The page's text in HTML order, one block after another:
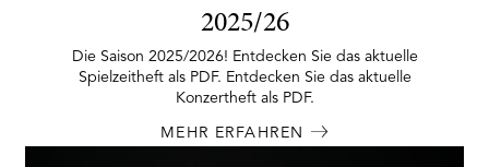
2025/26
Die Saison 2025/2026! Entdecken Sie das aktuelle
Spielzeitheft als PDF. Entdecken Sie das aktuelle
Konzertheft als PDF.
MEHR ERFAHREN